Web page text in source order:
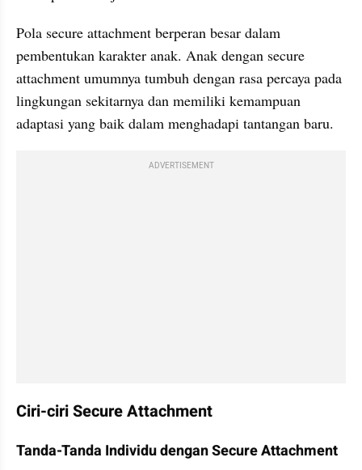
Pola secure attachment berperan besar dalam
pembentukan karakter anak. Anak dengan secure
attachment umumnya tumbuh dengan rasa percaya pada
lingkungan sekitarnya dan memiliki kemampuan
adaptasi yang baik dalam menghadapi tantangan baru.
ADVERTISEMENT
Ciri-ciri Secure Attachment
Tanda-Tanda Individu dengan Secure Attachment